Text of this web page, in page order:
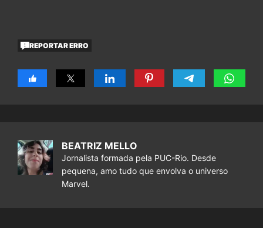
REPORTAR ERRO
BEATRIZ MELLO
Jornalista formada pela PUC-Rio. Desde
pequena, amo tudo que envolva o universo
Marvel.